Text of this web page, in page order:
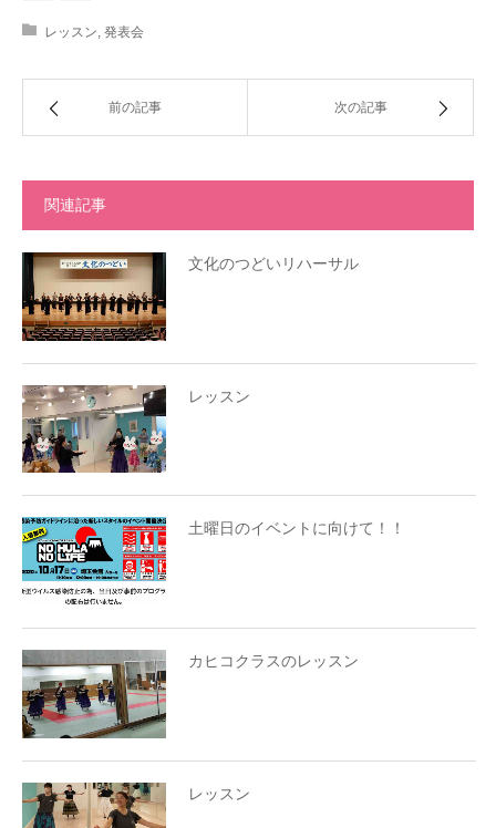
レッスン 発表会
前の記事 次の記事
関連記事
文化のつどいリハーサル
レッスン
土曜日のイベントに向けて！！
カヒコクラスのレッスン
レッスン